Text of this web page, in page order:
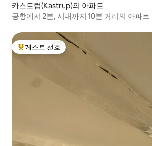
카스트럽(Kastrup)의 아파트
공항에서 2분, 시내까지 10분 거리의 아파트
상위 게스트 선호
게스트 선호